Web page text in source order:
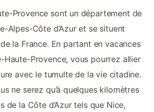
Provence sont un département de
Alpes-Côte d’Azur et se situent
la France. En partant en vacances
Haute-Provence, vous pourrez allier
avec le tumulte de la vie citadine.
ne serez qu’à quelques kilomètres
de la Côte d’Azur tels que Nice,